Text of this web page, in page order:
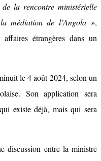
la rencontre ministérielle
médiation de l’Angola »,
étrangères dans un
le 4 août 2024, selon un
Son application sera
existe déjà, mais qui sera
discussion entre la ministre